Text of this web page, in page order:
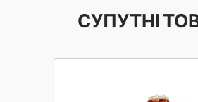
СУПУТНІ